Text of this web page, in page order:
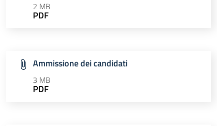
2 MB
PDF
Ammissione dei candidati
3 MB
PDF